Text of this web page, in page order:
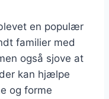
en populær
familier med
også sjove at
kan hjælpe
og forme